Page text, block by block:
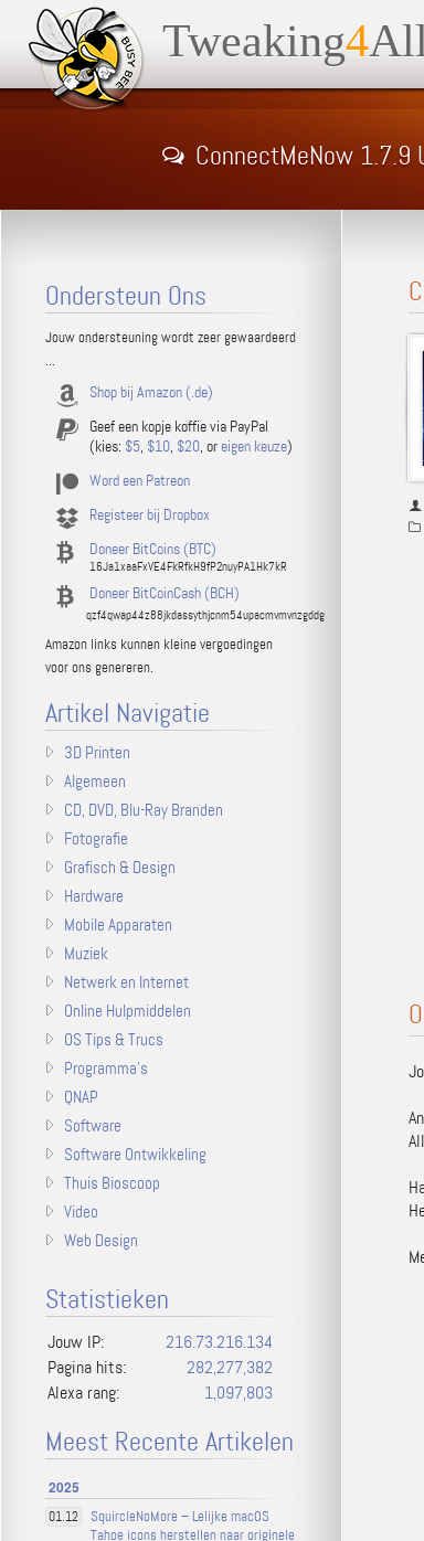
Tweaking4
ConnectMeNow 1.7.9
Ondersteun Ons
Jouw ondersteuning wordt zeer gewaardeerd
...
Shop bij Amazon (.de)
Geef een kopje koffie via PayPal
(kies: $5, $10, $20, or eigen keuze)
Word een Patreon
Registeer bij Dropbox
Doneer BitCoins (BTC)
16Ja1xaaFxVE4FkRfkH9fP2nuyPA1Hk7kR
Doneer BitCoinCash (BCH)
qzf4qwap44z88jkdassythjcnm54upacmvmvnzgddg
Amazon links kunnen kleine vergoedingen
voor ons genereren.
Artikel Navigatie
3D Printen
Algemeen
CD, DVD, Blu-Ray Branden
Fotografie
Grafisch & Design
Hardware
Mobile Apparaten
Muziek
Netwerk en Internet
Online Hulpmiddelen
OS Tips & Trucs
Programma's
QNAP
Software
Software Ontwikkeling
Thuis Bioscoop
Video
Web Design
Statistieken
Jouw IP:
216.73.216.134
Pagina hits:
282,277,382
Alexa rang:
1,097,803
Meest Recente Artikelen
2025
01.12
SquircleNoMore – Lelijke macOS
Tahoe icons herstellen naar originele